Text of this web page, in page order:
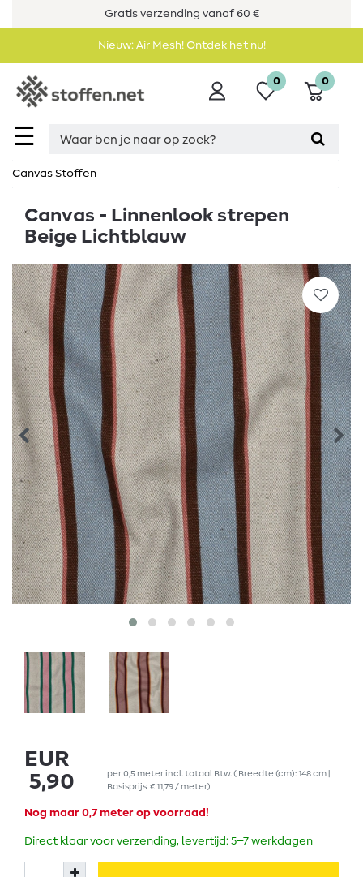
Gratis verzending vanaf 60 €
Nieuw: Air Mesh! Ontdek het nu!
☰
0 0
Canvas Stoffen
Canvas - Linnenlook strepen
Beige Lichtblauw
EUR
5,90
per0,5 meterincl. totaal Btw. ( Breedte (cm): 148 cm |
Basisprijs € 11,79 / meter)
Nog maar 0,7 meter op voorraad!
Direct klaar voor verzending, levertijd: 5–7 werkdagen